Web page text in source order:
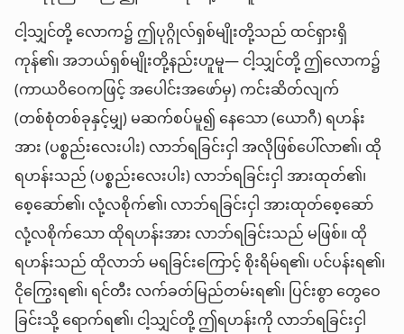
ငါ့သျှင်တို့ လောက၌ ဤပုဂ္ဂိုလ်ရှစ်မျိုးတို့သည် ထင်ရှားရှိ
ကုန်၏၊ အဘယ်ရှစ်မျိုးတို့နည်းဟူမူ— ငါ့သျှင်တို့ ဤလောက၌
(ကာယဝိဝေကဖြင့် အပေါင်းအဖော်မှ) ကင်းဆိတ်လျက်
(တစ်စုံတစ်ခုနှင့်မျှ) မဆက်စပ်မူ၍ နေသော (ယောဂီ) ရဟန်း
အား (ပစ္စည်းလေးပါး) လာဘ်ရခြင်းငှါ အလိုဖြစ်ပေါ်လာ၏၊ ထို
ရဟန်းသည် (ပစ္စည်းလေးပါး) လာဘ်ရခြင်းငှါ အားထုတ်၏၊
စေ့ဆော်၏၊ လုံ့လစိုက်၏၊ လာဘ်ရခြင်းငှါ အားထုတ်စေ့ဆော်
လုံ့လစိုက်သော ထိုရဟန်းအား လာဘ်ရခြင်းသည် မဖြစ်။ ထို
ရဟန်းသည် ထိုလာဘ် မရခြင်းကြောင့် စိုးရိမ်ရ၏၊ ပင်ပန်းရ၏၊
ငိုကြွေးရ၏၊ ရင်တီး လက်ခတ်မြည်တမ်းရ၏၊ ပြင်းစွာ တွေဝေ
ခြင်းသို့ ရောက်ရ၏၊ ငါ့သျှင်တို့ ဤရဟန်းကို လာဘ်ရခြင်းငှါ